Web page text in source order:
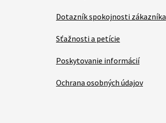
Dotazník spokojnosti zákazníka
Sťažnosti a petície
Poskytovanie informácií
Ochrana osobných údajov